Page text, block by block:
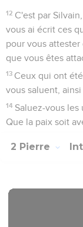
12 C'est par
vous ai écrit ces
pour vous attester
que vous êtes
13 Ceux qui ont
vous saluent,
14 Saluez-vous les
Que la paix soit
2 Pierre